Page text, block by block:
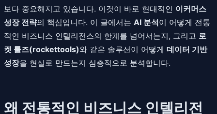
보다 중요해지고 있습니다. 이것이 바로 현대적인 이커머스
성장 전략의 핵심입니다. 이 글에서는 AI 분석이 어떻게 전통
적인 비즈니스 인텔리전스의 한계를 넘어서는지, 그리고 로
켓 툴즈(rockettools)와 같은 솔루션이 어떻게 데이터 기반
성장을 현실로 만드는지 심층적으로 분석합니다.
왜 전통적인 비즈니스 인텔리전